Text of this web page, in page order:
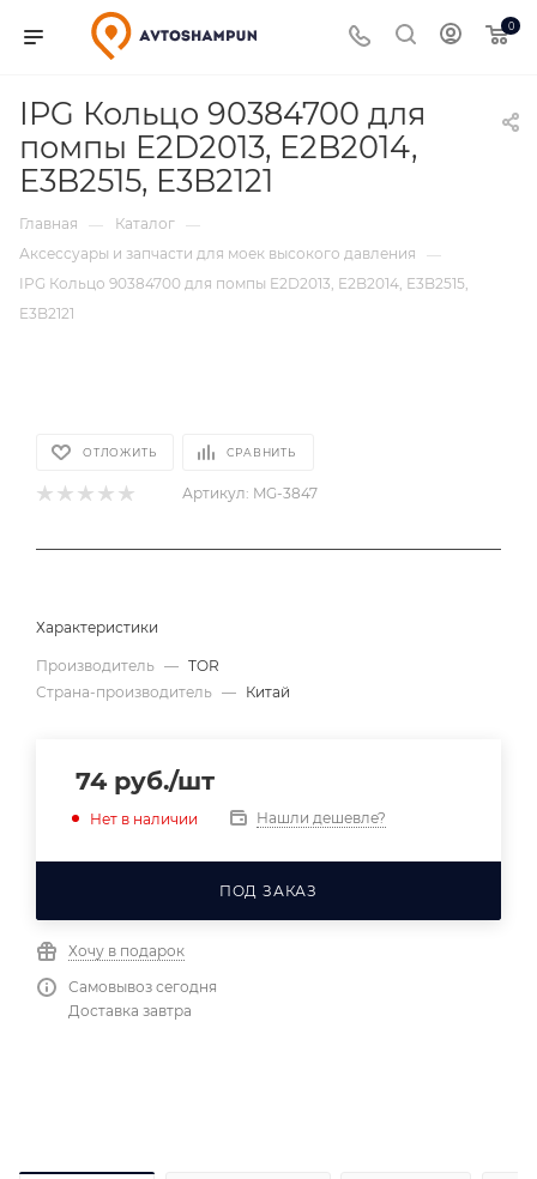
0
IPG Кольцо 90384700 для
помпы E2D2013, E2B2014,
E3B2515, E3B2121
Главная — Каталог —
Аксессуары и запчасти для моек высокого давления
—
IPG Кольцо 90384700 для помпы E2D2013, E2B2014, E3B2515,
E3B2121
ОТЛОЖИТЬ СРАВНИТЬ
Артикул: MG-3847
Характеристики
Производитель — TOR
Страна-производитель — Китай
74руб./шт
Нет в наличии Нашли дешевле?
ПОД ЗАКАЗ
Хочу в подарок
Самовывоз сегодня
Доставка завтра